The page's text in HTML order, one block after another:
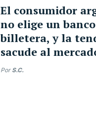
El consumidor
no elige un
billetera, y la
sacude al
Por S.C.